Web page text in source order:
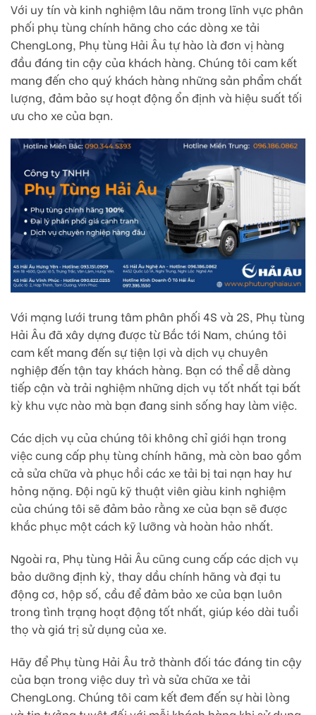
Với uy tín và kinh nghiệm lâu năm trong lĩnh vực phân
phối phụ tùng chính hãng cho các dòng xe tải
ChengLong, Phụ tùng Hải Âu tự hào là đơn vị hàng
đầu đáng tin cậy của khách hàng. Chúng tôi cam kết
mang đến cho quý khách hàng những sản phẩm chất
lượng, đảm bảo sự hoạt động ổn định và hiệu suất tối
ưu cho xe của bạn.
Với mạng lưới trung tâm phân phối 4S và 2S, Phụ tùng
Hải Âu đã xây dựng được từ Bắc tới Nam, chúng tôi
cam kết mang đến sự tiện lợi và dịch vụ chuyên
nghiệp đến tận tay khách hàng. Bạn có thể dễ dàng
tiếp cận và trải nghiệm những dịch vụ tốt nhất tại bất
kỳ khu vực nào mà bạn đang sinh sống hay làm việc.
Các dịch vụ của chúng tôi không chỉ giới hạn trong
việc cung cấp phụ tùng chính hãng, mà còn bao gồm
cả sửa chữa và phục hồi các xe tải bị tai nạn hay hư
hỏng nặng. Đội ngũ kỹ thuật viên giàu kinh nghiệm
của chúng tôi sẽ đảm bảo rằng xe của bạn sẽ được
khắc phục một cách kỹ lưỡng và hoàn hảo nhất.
Ngoài ra, Phụ tùng Hải Âu cũng cung cấp các dịch vụ
bảo dưỡng định kỳ, thay dầu chính hãng và đại tu
động cơ, hộp số, cầu để đảm bảo xe của bạn luôn
trong tình trạng hoạt động tốt nhất, giúp kéo dài tuổi
thọ và giá trị sử dụng của xe.
Hãy để Phụ tùng Hải Âu trở thành đối tác đáng tin cậy
của bạn trong việc duy trì và sửa chữa xe tải
ChengLong. Chúng tôi cam kết đem đến sự hài lòng